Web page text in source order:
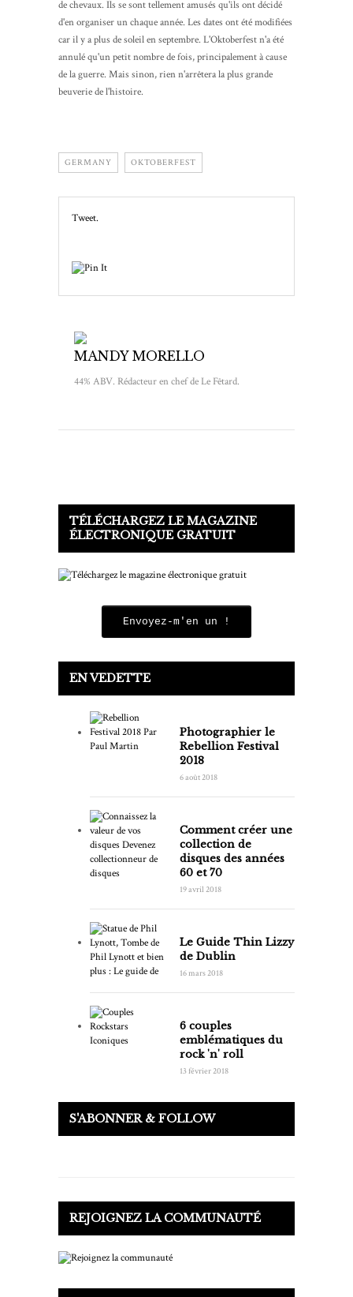
de chevaux. Ils se sont tellement amusés qu'ils ont décidé
d'en organiser un chaque année. Les dates ont été modifiées
car il y a plus de soleil en septembre. L'Oktoberfest n'a été
annulé qu'un petit nombre de fois, principalement à cause
de la guerre. Mais sinon, rien n'arrêtera la plus grande
beuverie de l'histoire.
GERMANY OKTOBERFEST
Tweet.
MANDY MORELLO
44% ABV. Rédacteur en chef de Le Fêtard.
TÉLÉCHARGEZ LE MAGAZINE
ÉLECTRONIQUE GRATUIT
Envoyez-m'en un !
EN VEDETTE
Photographier le
Rebellion Festival
2018
6 août 2018
Comment créer une
collection de
disques des années
60 et 70
19 avril 2018
Le Guide Thin Lizzy
de Dublin
16 mars 2018
6 couples
emblématiques du
rock 'n' roll
13 février 2018
S'ABONNER & FOLLOW
REJOIGNEZ LA COMMUNAUTÉ